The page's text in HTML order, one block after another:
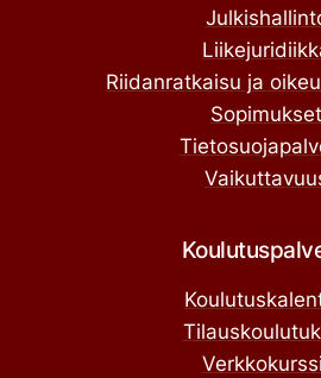
Riidanratkaisu ja
Sopimukset